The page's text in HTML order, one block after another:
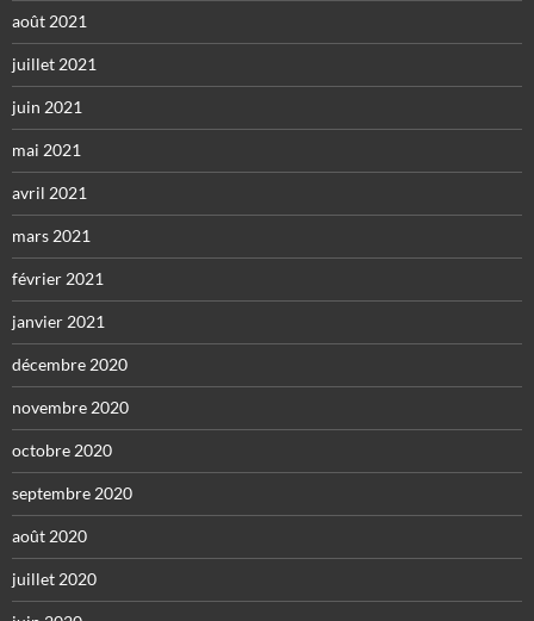
août 2021
juillet 2021
juin 2021
mai 2021
avril 2021
mars 2021
février 2021
janvier 2021
décembre 2020
novembre 2020
octobre 2020
septembre 2020
août 2020
juillet 2020